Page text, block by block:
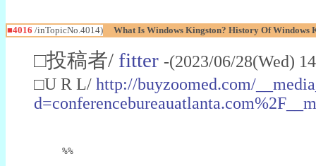
■4016 /inTopicNo.4014) What Is Windows Kingston? History Of Windows
□投稿者/ fitter -(2023/06/28(Wed)
□U R L/ http://buyzoomed.com/
%%